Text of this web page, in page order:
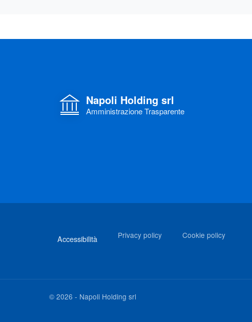
Napoli Holding srl
Amministrazione Trasparente
Accessibilità Privacy policy Cookie policy
© 2026 - Napoli Holding srl